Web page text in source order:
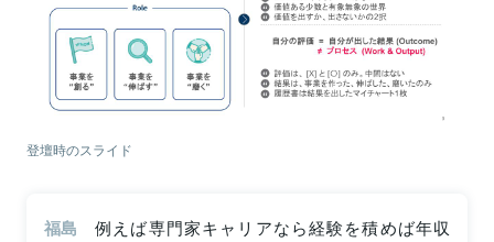
登壇時のスライド
福島
例えば専門家キャリアなら経験を積めば年収